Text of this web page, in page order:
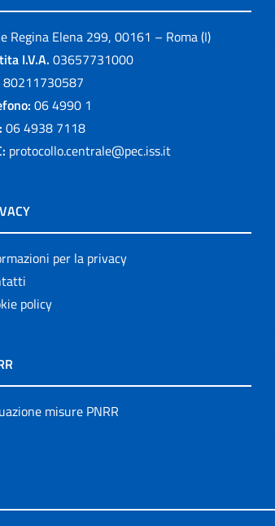
Regina Elena 299, 00161 – Roma (I)
I.V.A. 03657731000
80211730587
06 4990 1
06 4938 7118
protocollo.centrale@pec.iss.it
per la privacy
policy
misure PNRR